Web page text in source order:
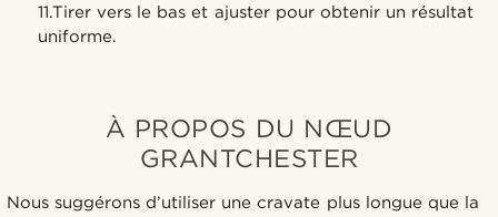
11.Tirer vers le bas et ajuster pour obtenir un résultat
uniforme.
À PROPOS DU NŒUD
GRANTCHESTER
Nous suggérons d’utiliser une cravate plus longue que la